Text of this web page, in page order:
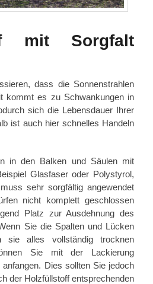
mit Sorgfalt
dass die Sonnenstrahlen
kommt es zu Schwankungen in
sich die Lebensdauer Ihrer
ist auch hier schnelles Handeln
in den Balken und Säulen mit
Glasfaser oder Polystyrol,
sehr sorgfältig angewendet
nicht komplett geschlossen
Platz zur Ausdehnung des
Sie die Spalten und Lücken
sie alles vollständig trocknen
Sie mit der Lackierung
Dies sollten Sie jedoch
der Holzfüllstoff entsprechenden